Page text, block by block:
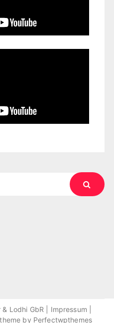
Lodhi GbR | Impressum
by Perfectwpthemes